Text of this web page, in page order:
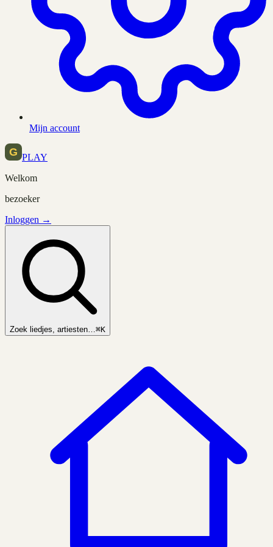
Mijn account
PLAY
Welkom
bezoeker
Inloggen →
Zoek liedjes, artiesten…⌘K